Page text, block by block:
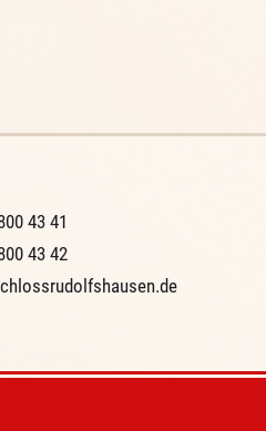
43 41
43 42